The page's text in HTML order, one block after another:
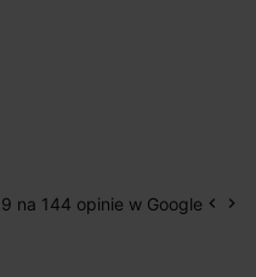
na 144 opinie w Google keyboard_arrow_left keyboard_arrow_right